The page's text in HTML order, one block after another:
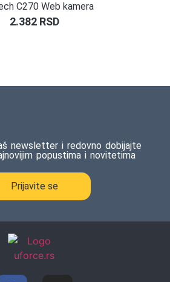
C270 Web kamera
2.382 RSD
newsletter i redovno dobijajte
popustima i novitetima
Prijavite se